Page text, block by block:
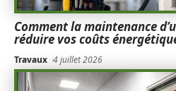
Comment la maintenance
réduire vos coûts
Travaux 4 juillet 2026